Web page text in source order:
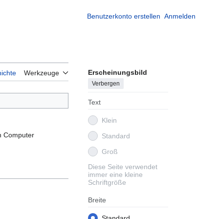
Benutzerkonto erstellen Anmelden
Werkzeuge Erscheinungsbild
Verbergen
Text
Klein
Standard
Groß
Diese Seite verwendet
immer eine kleine
Schriftgröße
Breite
Computer